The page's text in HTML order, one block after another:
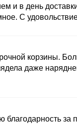
и в день
С
корзины.
даже
за